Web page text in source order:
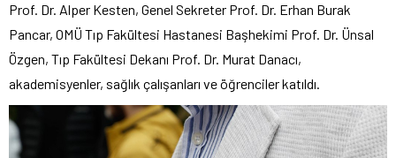
Prof. Dr. Alper Kesten, Genel Sekreter Prof. Dr. Erhan Burak
Pancar, OMÜ Tıp Fakültesi Hastanesi Başhekimi Prof. Dr. Ünsal
Özgen, Tıp Fakültesi Dekanı Prof. Dr. Murat Danacı,
akademisyenler, sağlık çalışanları ve öğrenciler katıldı.